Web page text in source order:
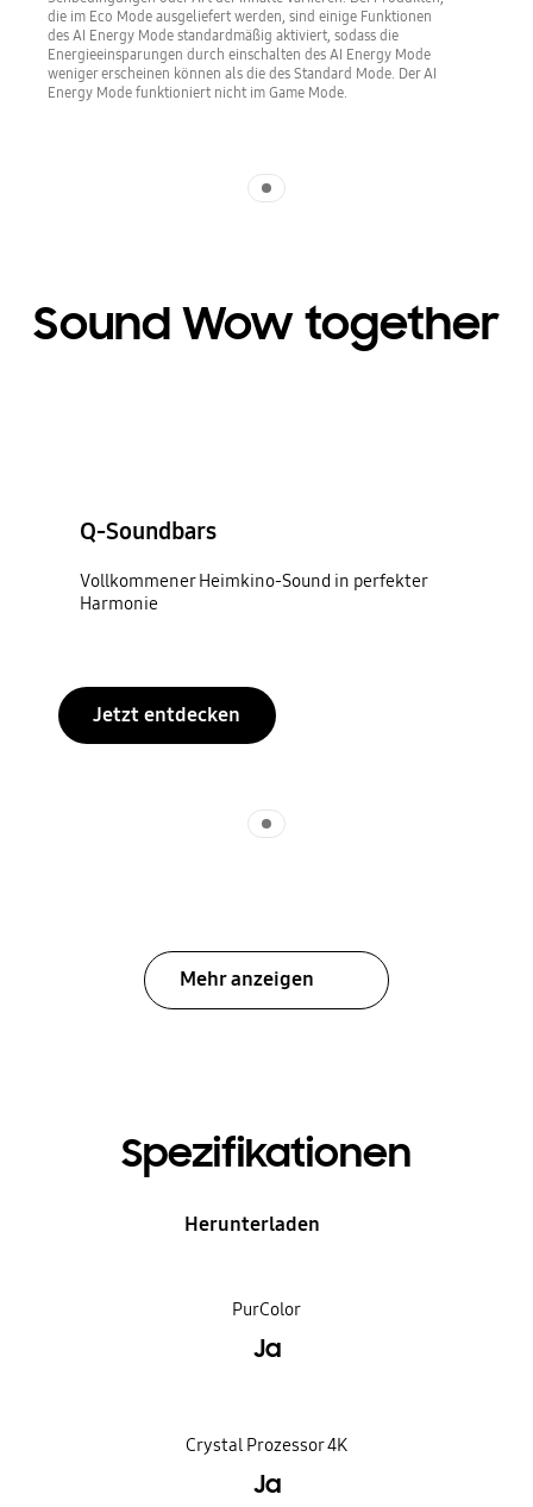
die im Eco Mode ausgeliefert werden, sind einige Funktionen
des AI Energy Mode standardmäßig aktiviert, sodass die
Energieeinsparungen durch einschalten des AI Energy Mode
weniger erscheinen können als die des Standard Mode. Der AI
Energy Mode funktioniert nicht im Game Mode.
Sound Wow together
Q-Soundbars
Vollkommener Heimkino-Sound in perfekter
Harmonie
Jetzt entdecken
Mehr anzeigen
Spezifikationen
Herunterladen
PurColor
Ja
Crystal Prozessor 4K
Ja